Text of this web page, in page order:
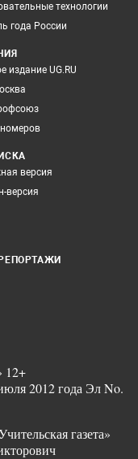
технологии
года России
издание UG.RU
версия
версия
12+
2012 года Эл No.
газета»